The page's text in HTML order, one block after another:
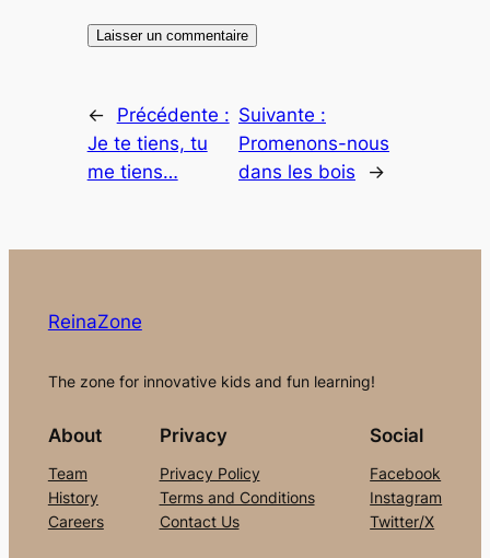
←
Précédente :
Je te tiens, tu
me tiens…
Suivante :
Promenons-nous
dans les bois
→
ReinaZone
The zone for innovative kids and fun learning!
About
Team
History
Careers
Privacy
Privacy Policy
Terms and Conditions
Contact Us
Social
Facebook
Instagram
Twitter/X